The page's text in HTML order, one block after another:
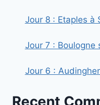
Jour 8 : Etaples à
Jour 7 : Boulogne
Jour 6 :
Recent